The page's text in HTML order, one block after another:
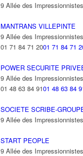
9 Allée des
MANTRANS VILLEPINTE
9 Allée des
01 71 84 71 2001 71 84 71
POWER SECURITE
9 Allée des
01 48 63 84 9101 48 63 84
SOCIETE SCRIBE-
9 Allée des
START PEOPLE
9 Allée des